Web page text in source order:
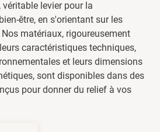
levier pour la
être, en s'orientant sur les
matériaux, rigoureusement
caractéristiques techniques,
et leurs dimensions
sont disponibles dans des
pour donner du relief à vos